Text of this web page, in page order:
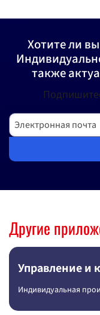
Хотите ли
также
Электронная почта
Другие
Управление и
Индивидуальная